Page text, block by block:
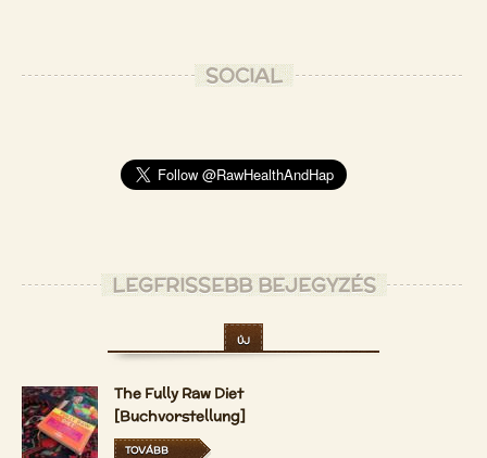
SOCIAL
LEGFRISSEBB BEJEGYZÉS
ÚJ
The Fully Raw Diet
[Buchvorstellung]
TOVÁBB